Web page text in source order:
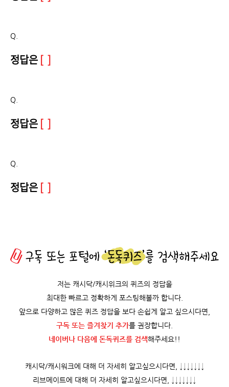
Q.
정답은 [ ]
Q.
정답은 [ ]
Q.
정답은 [ ]
저는 캐시닥/캐시위크의 퀴즈의 정답을
최대한 빠르고 정확하게 포스팅해볼까 합니다.
앞으로 다양하고 많은 퀴즈 정답을 보다 손쉽게 알고 싶으시다면,
구독 또는 즐겨찾기 추가를 권장합니다.
네이버나 다음에 돈독퀴즈를 검색해주세요!!
캐시닥/캐시워크에 대해 더 자세히 알고싶으시다면, ↓↓↓↓↓↓↓
리브메이트에 대해 더 자세히 알고싶으시다면, ↓↓↓↓↓↓↓